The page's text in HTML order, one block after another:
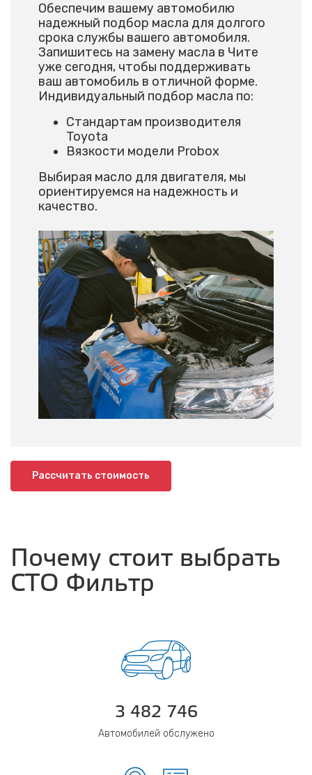
Обеспечим вашему автомобилю
надежный подбор масла для долгого
срока службы вашего автомобиля.
Запишитесь на замену масла в Чите
уже сегодня, чтобы поддерживать
ваш автомобиль в отличной форме.
Индивидуальный подбор масла по:
Стандартам производителя
Toyota
Вязкости модели Probox
Выбирая масло для двигателя, мы
ориентируемся на надежность и
качество.
Рассчитать стоимость
Почему стоит выбрать
СТО Фильтр
3 482 746
Автомобилей обслужено